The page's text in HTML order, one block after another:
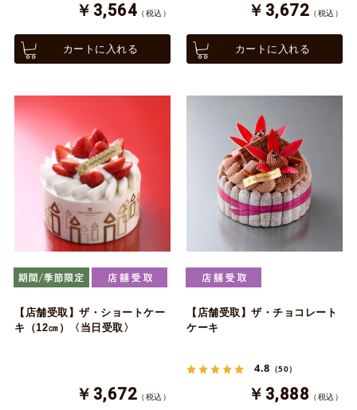
￥3,564 （税込）
カートに入れる
￥3,672 （税込）
カートに入れる
【店舗受取】ザ・ショートケー
キ（12㎝）〈当日受取〉
￥3,672 （税込）
【店舗受取】ザ・チョコレート
ケーキ
4.8 （50）
￥3,888 （税込）